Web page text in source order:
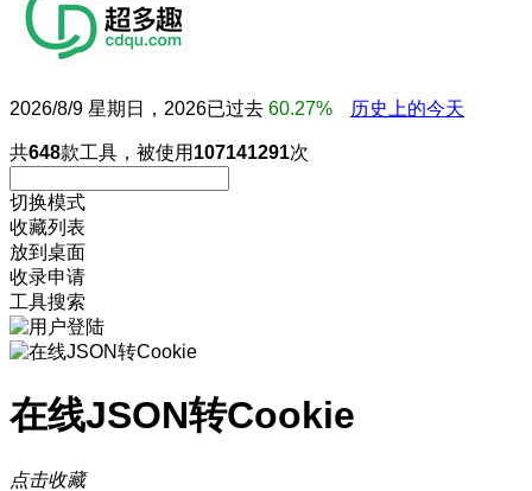
2026/8/9 星期日，2026已过去 60.27% 历史上的今天
共648款工具，被使用 107141291次
切换模式
收藏列表
放到桌面
收录申请
工具搜索
在线JSON转Cookie
点击收藏